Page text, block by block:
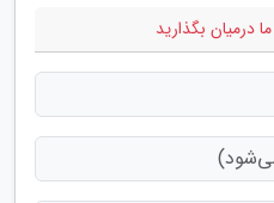
درمیان بگذارید